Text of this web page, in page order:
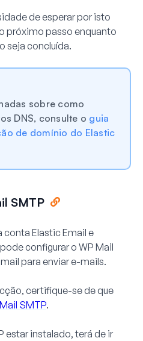
de esperar por isto
próximo passo enquanto
seja concluída.
sobre como
DNS, consulte o guia
de domínio do Elastic
SMTP
conta Elastic Email e
configurar o WP Mail
para enviar e-mails.
certifique-se de que
SMTP.
estar instalado, terá de ir